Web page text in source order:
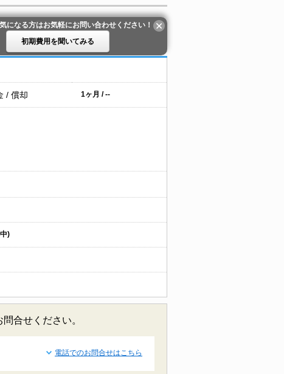
になる方はお気軽にお問い合わせください！
初期費用を聞いてみる
/ 償却 1ヶ月 / --
)
合せください。
電話でのお問合せはこちら